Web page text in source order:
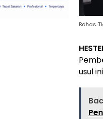
Bahas
usul